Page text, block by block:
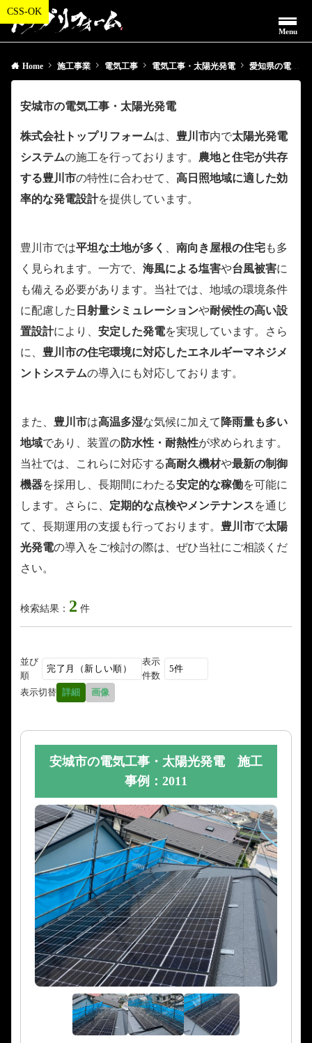
Menu
Home 施工事業 電気工事 電気工事・太陽光発電 愛知県の電気工事・太陽光発電
安城市の電気工事・太陽光発電
株式会社トップリフォームは、 豊川市内で太陽光発電
システムの施工を行っております。 農地と住宅が共存
する豊川市の特性に合わせて、 高日照地域に適した効
率的な発電設計を提供しています。
豊川市では平坦な土地が多く 南向き屋根の住宅も多
く見られます。一方で、 海風による塩害や台風被害に
も備える必要があります。当社では、地域の環境条件
に配慮した 日射量シミュレーションや耐候性の高い設
置設計により、 安定した発電を実現しています。さら
に、 豊川市の住宅環境に対応したエネルギーマネジメ
ントシステムの導入にも対応しております。
また、 豊川市は高温多湿な気候に加えて 降雨量も多い
地域であり、装置の防水性・耐熱性が求められます。
当社では、これらに対応する高耐久機材や最新の制御
機器を採用し、長期間にわたる安定的な稼働を可能に
します。さらに、 定期的な点検やメンテナンスを通じ
て、長期運用の支援も行っております。 豊川市で太陽
光発電の導入をご検討の際は、ぜひ当社にご相談くだ
さい。
検索結果： 2 件
並び
順
表示
件数
表示切替 詳細 画像
安城市の電気工事・太陽光発電 施工
事例：2011